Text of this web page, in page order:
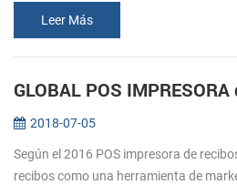
impresión, e...
Leer Más
2018-07-05
Según el 2016 POS impresora de
recibos como una herramienta de